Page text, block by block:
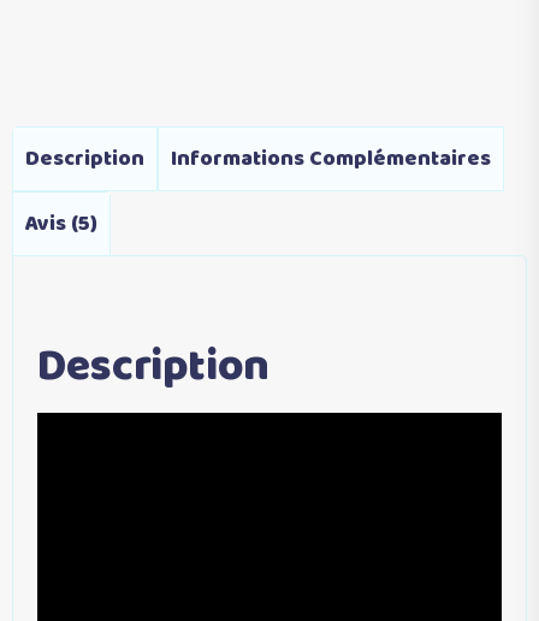
Description
Informations Complémentaires
Avis (5)
Description